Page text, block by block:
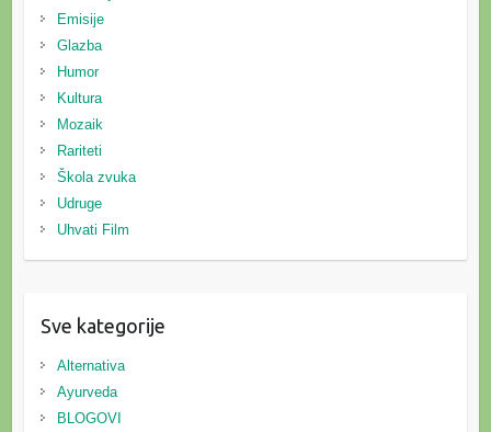
Emisije
Glazba
Humor
Kultura
Mozaik
Rariteti
Škola zvuka
Udruge
Uhvati Film
Sve kategorije
Alternativa
Ayurveda
BLOGOVI